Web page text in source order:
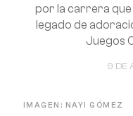
9 DE
por la carrera que
legado de
Juegos
IMAGEN: NAYI GÓMEZ